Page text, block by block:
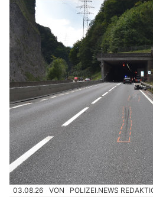
03.08.26 VON POLIZEI.NEWS